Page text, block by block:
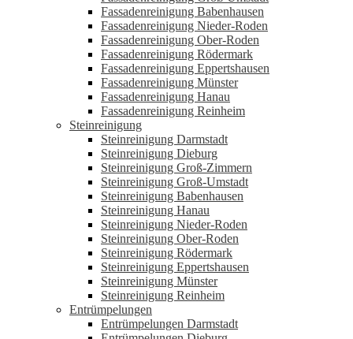
Fassadenreinigung Babenhausen
Fassadenreinigung Nieder-Roden
Fassadenreinigung Ober-Roden
Fassadenreinigung Rödermark
Fassadenreinigung Eppertshausen
Fassadenreinigung Münster
Fassadenreinigung Hanau
Fassadenreinigung Reinheim
Steinreinigung
Steinreinigung Darmstadt
Steinreinigung Dieburg
Steinreinigung Groß-Zimmern
Steinreinigung Groß-Umstadt
Steinreinigung Babenhausen
Steinreinigung Hanau
Steinreinigung Nieder-Roden
Steinreinigung Ober-Roden
Steinreinigung Rödermark
Steinreinigung Eppertshausen
Steinreinigung Münster
Steinreinigung Reinheim
Entrümpelungen
Entrümpelungen Darmstadt